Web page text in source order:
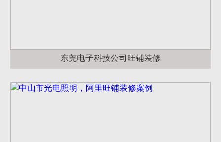
东莞电子科技公司旺铺装修